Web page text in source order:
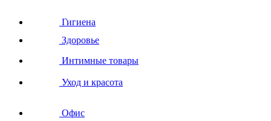
Гигиена
Здоровье
Интимные товары
Уход и красота
Офис